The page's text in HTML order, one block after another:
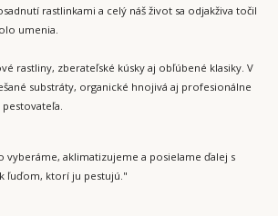
rastlinkami a celý náš život sa odjakživa točil
umenia.
rastliny, zberateľské kúsky aj obľúbené klasiky. V
substráty, organické hnojivá aj profesionálne
vyberáme, aklimatizujeme a posielame ďalej s
ľuďom, ktorí ju pestujú."